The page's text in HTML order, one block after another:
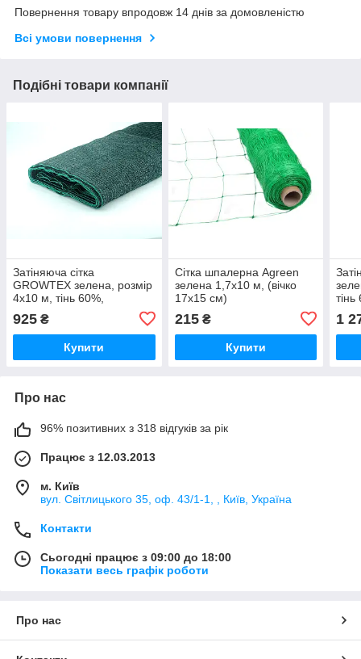
Повернення товару впродовж 14 днів за домовленістю
Всі умови повернення
Подібні товари компанії
Затіняюча сітка
GROWTEX зелена, розмір
4х10 м, тінь 60%,
925 ₴
Купити
Сітка шпалерна Agreen
зелена 1,7х10 м, (вічко
17х15 см)
215₴
Купити
1
Про нас
96% позитивних з 318 відгуків за рік
Працює з 12.03.2013
м. Київ
вул. Світлицького 35, оф. 43/1-1, , Київ, Україна
Контакти
Сьогодні працює з 09:00 до 18:00
Показати весь графік роботи
Про нас